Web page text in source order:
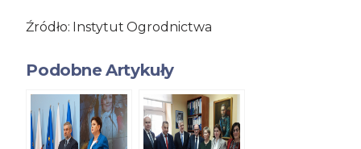
Źródło: Instytut Ogrodnictwa
Podobne Artykuły